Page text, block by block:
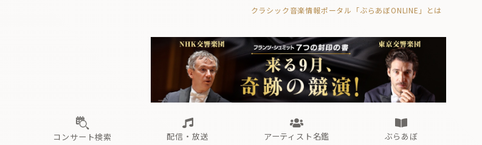
クラシック音楽情報ポータル「ぶらあぼONLINE」とは
コンサート検索 配信・放送 アーティスト名鑑 ぶらあぼ
Aからの眺望 ぶらあぼブラス！
フォルテピアノ・オデッセイ